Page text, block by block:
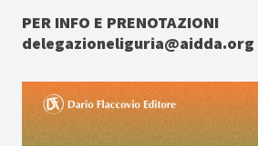
PER INFO E PRENOTAZIONI
delegazioneliguria@aidda.org